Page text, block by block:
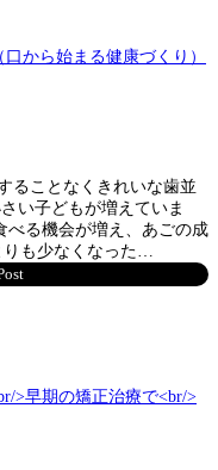
から始まる健康づくり）
ることなくきれいな歯並
い子どもが増えていま
べる機会が増え、あごの成
りも少なくなった…